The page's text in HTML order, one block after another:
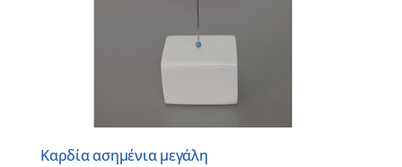
Καρδία ασημένια μεγάλη